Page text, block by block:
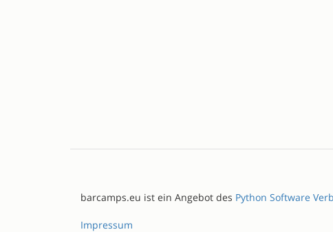
barcamps.eu ist ein Angebot des Python Software
Impressum